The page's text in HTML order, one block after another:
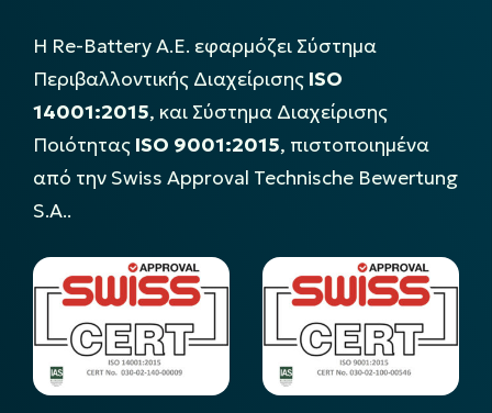
Η Re-Battery Α.Ε. εφαρμόζει Σύστημα
Περιβαλλοντικής Διαχείρισης ISO
14001:2015, και Σύστημα Διαχείρισης
Ποιότητας ISO 9001:2015, πιστοποιημένα
από την Swiss Approval Technische Bewertung
S.A..